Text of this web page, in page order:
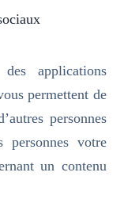
applications
permettent de
personnes
votre
un contenu